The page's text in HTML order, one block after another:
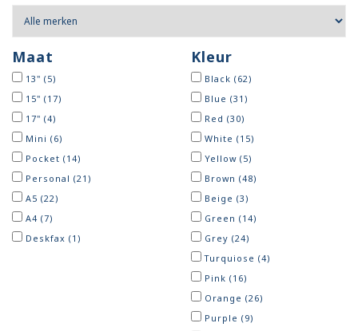
Maat
13" (5)
15" (17)
17" (4)
Mini (6)
Pocket (14)
Personal (21)
A5 (22)
A4 (7)
Deskfax (1)
Kleur
Black (62)
Blue (31)
Red (30)
White (15)
Yellow (5)
Brown (48)
Beige (3)
Green (14)
Grey (24)
Turquiose (4)
Pink (16)
Orange (26)
Purple (9)